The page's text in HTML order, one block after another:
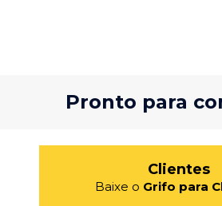
Pronto para
Clientes
Baixe o Grifo para